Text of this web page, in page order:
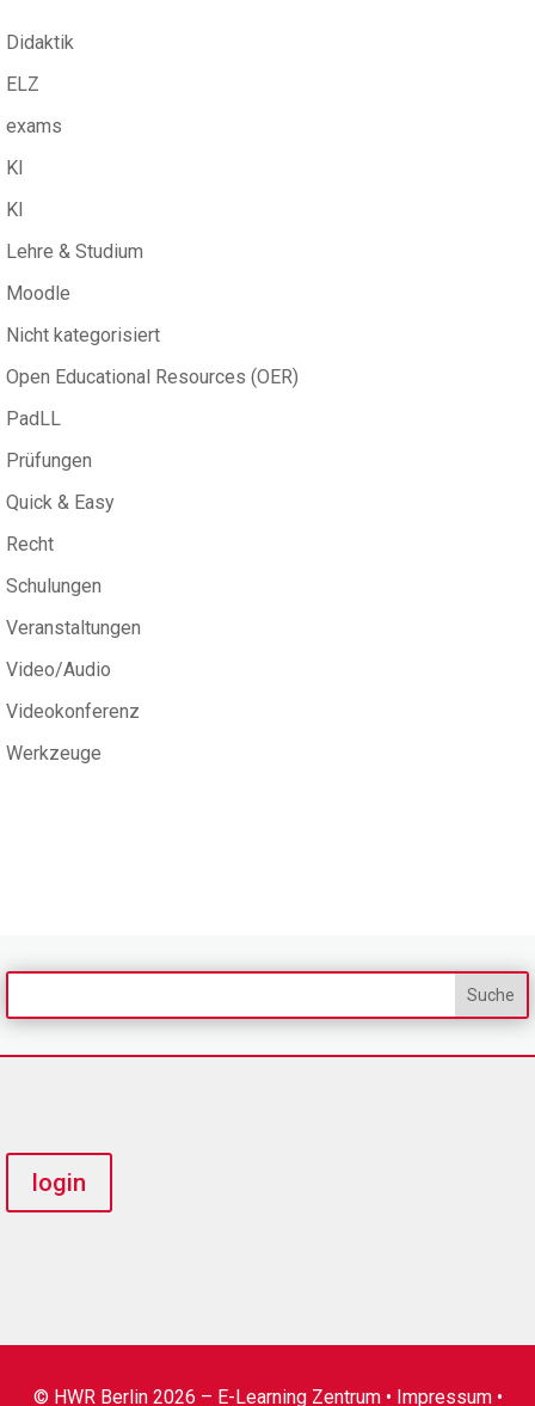
Didaktik
ELZ
exams
KI
KI
Lehre & Studium
Moodle
Nicht kategorisiert
Open Educational Resources (OER)
PadLL
Prüfungen
Quick & Easy
Recht
Schulungen
Veranstaltungen
Video/Audio
Videokonferenz
Werkzeuge
login
© HWR Berlin 2026 – E-Learning Zentrum • Impressum•